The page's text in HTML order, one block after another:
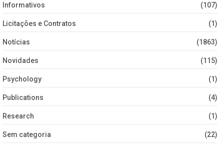
Informativos (107)
Licitações e Contratos (1)
Notícias (1863)
Novidades (115)
Psychology (1)
Publications (4)
Research (1)
Sem categoria (22)